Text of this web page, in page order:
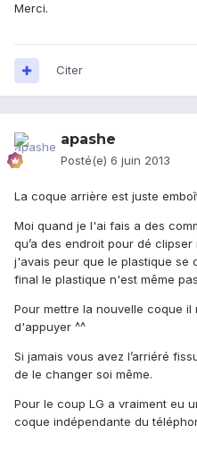
Merci.
Citer
apashe
Posté(e) 6 juin 2013
La coque arrière est juste
Moi quand je l'ai fais a des
qu’a des endroit pour dé
j'avais peur que le plastique se
final le plastique n'est même
Pour mettre la nouvelle coque
d'appuyer ^^
Si jamais vous avez l’arriéré
de le changer soi même.
Pour le coup LG a vraiment eu
coque indépendante du